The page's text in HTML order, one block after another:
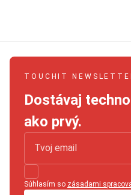
TOUCHIT
Dostávaj
ako prvý.
Súhlasím so zásadami